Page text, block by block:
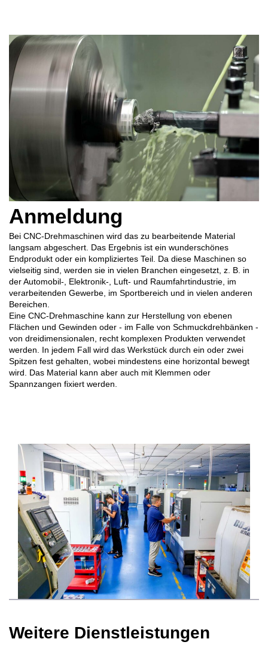
Anmeldung
Bei CNC-Drehmaschinen wird das zu bearbeitende Material
langsam abgeschert. Das Ergebnis ist ein wunderschönes
Endprodukt oder ein kompliziertes Teil. Da diese Maschinen so
vielseitig sind, werden sie in vielen Branchen eingesetzt, z. B. in
der Automobil-, Elektronik-, Luft- und Raumfahrtindustrie, im
verarbeitenden Gewerbe, im Sportbereich und in vielen anderen
Bereichen.
Eine CNC-Drehmaschine kann zur Herstellung von ebenen
Flächen und Gewinden oder - im Falle von Schmuckdrehbänken -
von dreidimensionalen, recht komplexen Produkten verwendet
werden. In jedem Fall wird das Werkstück durch ein oder zwei
Spitzen fest gehalten, wobei mindestens eine horizontal bewegt
wird. Das Material kann aber auch mit Klemmen oder
Spannzangen fixiert werden.
Weitere Dienstleistungen